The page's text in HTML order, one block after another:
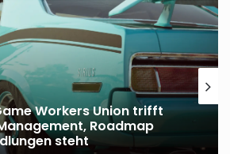
Workers Union trifft
Roadmap
steht